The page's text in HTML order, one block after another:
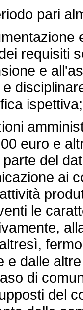
pari
requisiti
e
ispettiva;
euro e
del
ai
le
e dalle
di
del